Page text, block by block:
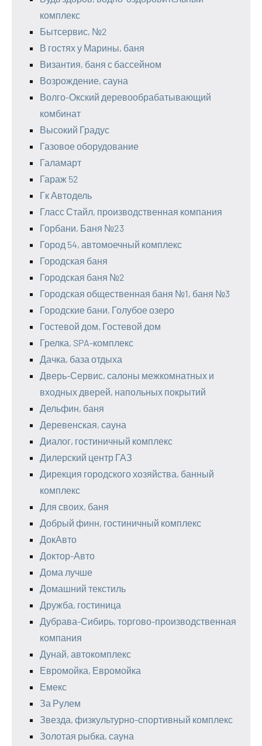
комплекс
Бытсервис, №2
В гостях у Марины, баня
Византия, баня с бассейном
Возрождение, сауна
Волго-Окский деревообрабатывающий
комбинат
Высокий Градус
Газовое оборудование
Галамарт
Гараж 52
Гк Автодель
Гласс Стайл, производственная компания
Горбани, Баня №23
Город 54, автомоечный комплекс
Городская баня
Городская баня №2
Городская общественная баня №1, баня №3
Городские бани, Голубое озеро
Гостевой дом, Гостевой дом
Грелка, SPA-комплекс
Дачка, база отдыха
Дверь-Сервис, салоны межкомнатных и
входных дверей, напольных покрытий
Дельфин, баня
Деревенская, сауна
Диалог, гостиничный комплекс
Дилерский центр ГАЗ
Дирекция городского хозяйства, банный
комплекс
Для своих, баня
Добрый финн, гостиничный комплекс
ДокАвто
Доктор-Авто
Дома лучше
Домашний текстиль
Дружба, гостиница
Дубрава-Сибирь, торгово-производственная
компания
Дунай, автокомплекс
Евромойка, Евромойка
Емекс
За Рулем
Звезда, физкультурно-спортивный комплекс
Золотая рыбка, сауна